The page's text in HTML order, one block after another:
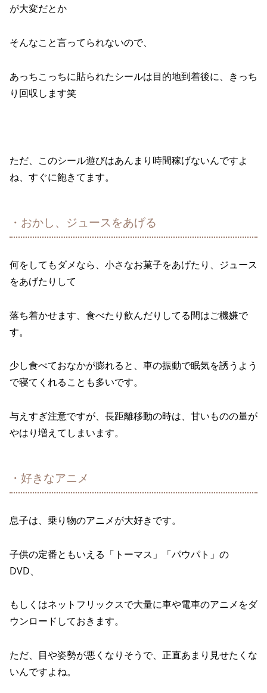
が大変だとか
そんなこと言ってられないので、
あっちこっちに貼られたシールは目的地到着後に、きっち
り回収します笑
ただ、このシール遊びはあんまり時間稼げないんですよ
ね、すぐに飽きてます。
・おかし、ジュースをあげる
何をしてもダメなら、小さなお菓子をあげたり、ジュース
をあげたりして
落ち着かせます、食べたり飲んだりしてる間はご機嫌で
す。
少し食べておなかが膨れると、車の振動で眠気を誘うよう
で寝てくれることも多いです。
与えすぎ注意ですが、長距離移動の時は、甘いものの量が
やはり増えてしまいます。
・好きなアニメ
息子は、乗り物のアニメが大好きです。
子供の定番ともいえる「トーマス」「パウパト」の
DVD、
もしくはネットフリックスで大量に車や電車のアニメをダ
ウンロードしておきます。
ただ、目や姿勢が悪くなりそうで、正直あまり見せたくな
いんですよね。